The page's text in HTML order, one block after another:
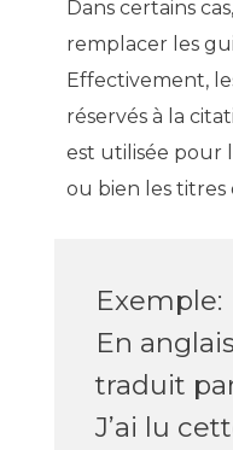
Dans certains
remplacer les
Effectivement,
réservés à la
est utilisée pour
ou bien les titres
Exemple:
En
traduit
J’ai lu